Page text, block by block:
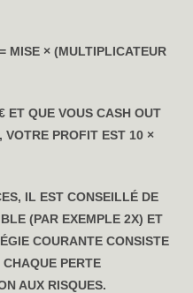
MISE × (MULTIPLICATEUR
ET QUE VOUS CASH OUT
VOTRE PROFIT EST 10 ×
IL EST CONSEILLÉ DE
(PAR EXEMPLE 2X) ET
COURANTE CONSISTE
PERTE
AUX RISQUES.